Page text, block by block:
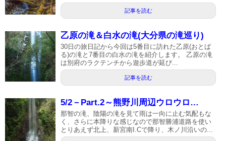
記事を読む
乙原の滝＆白水の滝(大分県の滝巡り)
30日の旅日記から今回は5番目に訪れた乙原(おとば
る)の滝と7番目の白水の滝を紹介します。 乙原の滝
は別府のラクテンチから遊歩道が延び...
記事を読む
5/2－Part.2～熊野川周辺ウロウロ…
那智の滝、陰陽の滝を見て雨は一向に止む気配もな
く、さらに本降りな感じなので那智勝浦道路を使い
とりあえず北上、新宮南I.Cで降り、木ノ川沿いの...